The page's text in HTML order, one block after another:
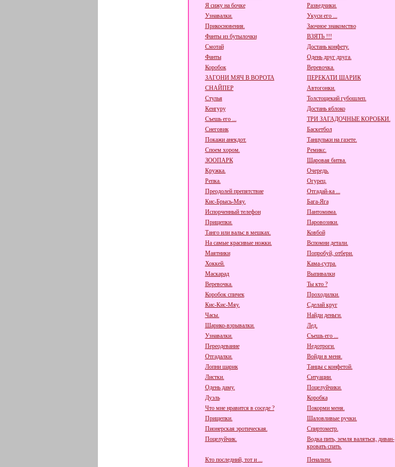
Я сижу на бочке
Разведчики.
Узнавалки.
Укуси его ...
Прикосновения.
Заочное знакомство
Фанты из бутылочки
ВЗЯТЬ !!!
Смотай
Достань конфету.
Фанты
Одень друг друга.
Коробок
Веревочка.
ЗАГОНИ МЯЧ В ВОРОТА
ПЕРЕКАТИ ШАРИК
СНАЙПЕР
Автогонки.
Стулья
Толстощекий губошлеп.
Кенгуру
Достань яблоко
Съешь его ...
ТРИ ЗАГАДОЧНЫЕ КОРОБКИ.
Снеговик
Баскетбол
Покажи анекдот.
Танцульки на газете.
Споем хором.
Ремикс.
ЗООПАРК
Шаровая битва.
Кружка.
Очередь.
Репка.
Огурец.
Преодолей препятствие
Отгадай-ка ...
Кис-Брысь-Мяу.
Бага-Яга
Испорченный телефон
Пантомима.
Прищепки.
Паровозики.
Танго или вальс в мешках.
Ковбой
На самые красивые ножки.
Вспомни детали.
Маятники
Попробуй, отбери.
Хоккей.
Кама-сутра.
Маскарад
Выпивалки
Веревочка.
Ты кто ?
Коробок спичек
Проходилки.
Кис-Кис-Мяу.
Сделай круг
Часы.
Найди деньги.
Шарико-взрывалки.
Лед.
Узнавалки.
Съешь его ...
Переодевание
Недотроги.
Отгадалки.
Войди в меня.
Лопни шарик
Танцы с конфетой.
Листки.
Ситуации.
Одень даму.
Поцелуйчики.
Дуэль
Коробка
Что мне нравится в соседе ?
Покорми меня.
Прищепки.
Шаловливые ручки.
Пионерская эротическая.
Спиртометр.
Поцелуйчик.
Водка пить, земля валяться, диван-
кровать спать.
Кто последний, тот и ...
Пенальти.